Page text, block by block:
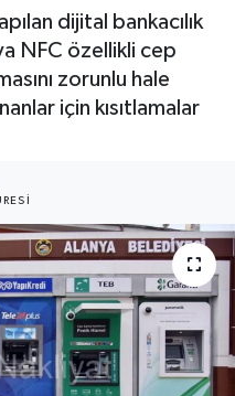
dijital bankacılık
NFC özellikli cep
zorunlu hale
için kısıtlamalar